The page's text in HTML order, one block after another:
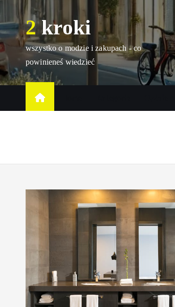
i
t
o
2 kroki
wszystko o modzie i zakupach - co
powinieneś wiedzieć